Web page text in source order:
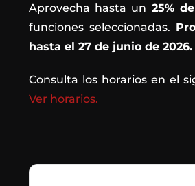
Aprovecha hasta un 25%
funciones seleccionadas.
hasta el 27 de junio de 2026.
Consulta los horarios en el
Ver horarios.